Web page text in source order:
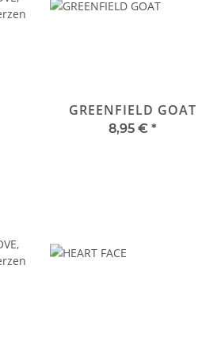
GREENFIELD GOAT
8,95 € *